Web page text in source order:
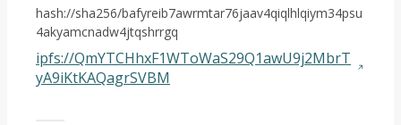
hash://sha256/bafyreib7awrmtar76jaav4qiqlhlqiym34psu
4akyamcnadw4jtqshrrgq
ipfs://QmYTCHhxF1WToWaS29Q1awU9j2MbrT
yA9iKtKAQagrSVBM